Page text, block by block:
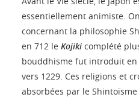
essentiellement animiste.
concernant la philosophie
en 712 le Kojiki complété
bouddhisme fut introduit en
vers 1229. Ces religions et
absorbées par le